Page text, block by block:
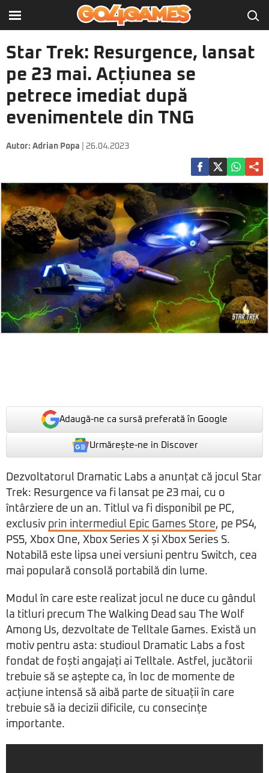
Star Trek: Resurgence, lansat
pe 23 mai. Acțiunea se
petrece imediat după
evenimentele din TNG
Autor: Adrian Popa | 26.04.2023
Adaugă-ne ca sursă preferată în Google
Urmărește-ne in Discover
Dezvoltatorul Dramatic Labs a anunțat că jocul Star
Trek: Resurgence va fi lansat pe 23 mai, cu o
întârziere de un an. Titlul va fi disponibil pe PC,
exclusiv prin intermediul Epic Games Store, pe PS4,
PS5, Xbox One, Xbox Series X și Xbox Series S.
Notabilă este lipsa unei versiuni pentru Switch, cea
mai populară consolă portabilă din lume.
Modul în care este realizat jocul ne duce cu gândul
la titluri precum The Walking Dead sau The Wolf
Among Us, dezvoltate de Telltale Games. Există un
motiv pentru asta: studioul Dramatic Labs a fost
fondat de foști angajați ai Telltale. Astfel, jucătorii
trebuie să se aștepte ca, în loc de momente de
acțiune intensă să aibă parte de situații în care
trebuie să ia decizii dificile, cu consecințe
importante.